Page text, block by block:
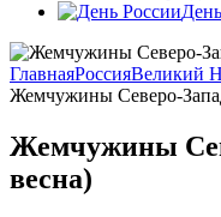
ГлавнаяРоссияВеликий
Жемчужины Северо-
Жемчужины
весна)